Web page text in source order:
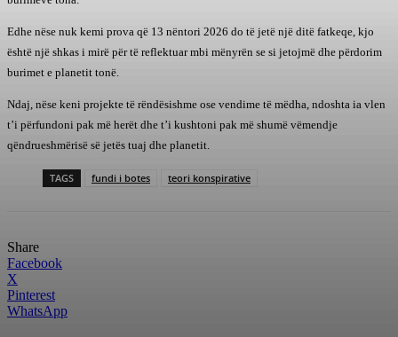
Edhe nëse nuk kemi prova që 13 nëntori 2026 do të jetë një ditë fatkeqe, kjo
është një shkas i mirë për të reflektuar mbi mënyrën se si jetojmë dhe përdorim
burimet e planetit tonë.
Ndaj, nëse keni projekte të rëndësishme ose vendime të mëdha, ndoshta ia vlen
t’i përfundoni pak më herët dhe t’i kushtoni pak më shumë vëmendje
qëndrueshmërisë së jetës tuaj dhe planetit.
TAGS fundi i botes teori konspirative
Share
Facebook
X
Pinterest
WhatsApp